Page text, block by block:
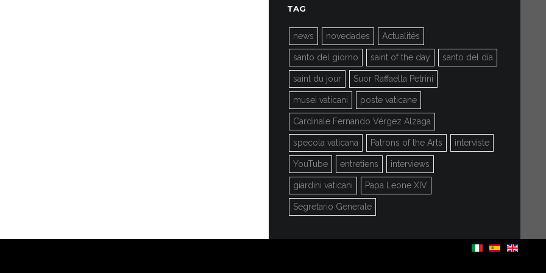
TAG
news novedades Actualités
santo del giorno saint of the day santo del día
saint du jour Suor Raffaella Petrini
musei vaticani poste vaticane
Cardinale Fernando Vérgez Alzaga
specola vaticana Patrons of the Arts interviste
YouTube entretiens interviews
giardini vaticani Papa Leone XIV
Segretario Generale